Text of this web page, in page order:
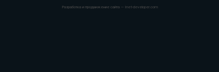
Разработка и продвижение сайта — Inet-developer.com